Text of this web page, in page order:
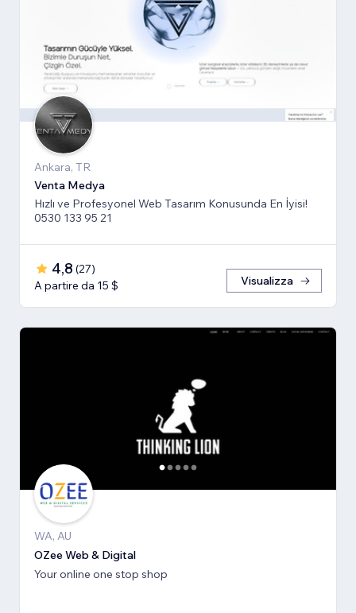
Ankara, TR
Venta Medya
Hızlı ve Profesyonel Web Tasarım Konusunda En İyisi!
0530 133 95 21
4,8 (27)
A partire da 15 $
Visualizza
WA, AU
OZee Web & Digital
Your online one stop shop